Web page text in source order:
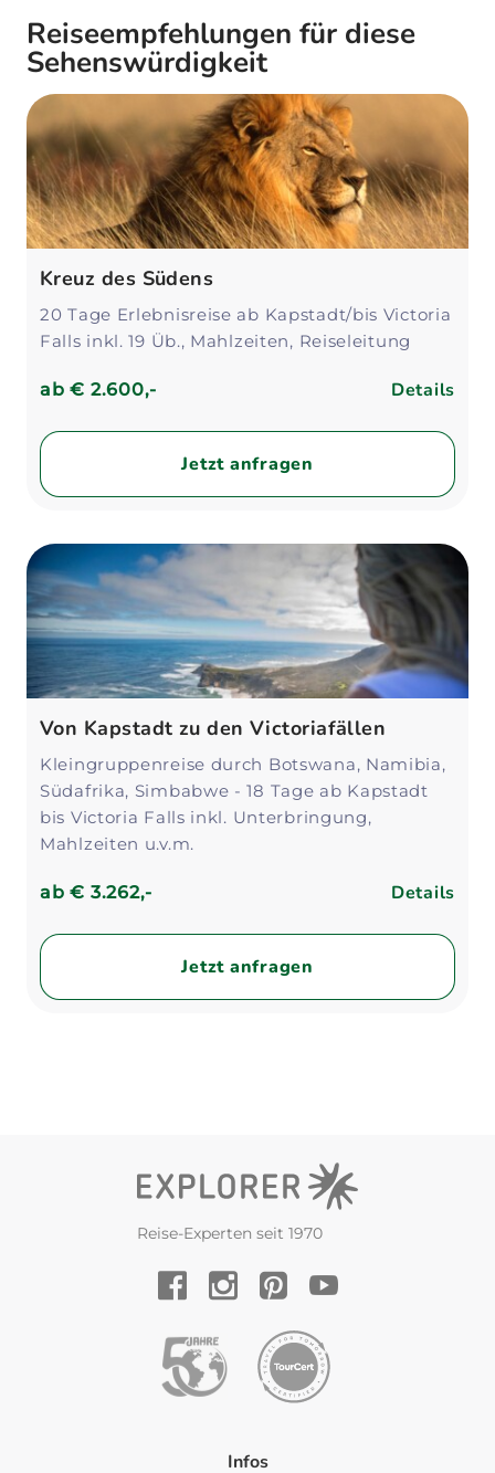
Reiseempfehlungen für diese
Sehenswürdigkeit
Kreuz des Südens
20 Tage Erlebnisreise ab Kapstadt/bis Victoria
Falls inkl. 19 Üb., Mahlzeiten, Reiseleitung
ab€ 2.600,- Details
Jetzt anfragen
Von Kapstadt zu den Victoriafällen
Kleingruppenreise durch Botswana, Namibia,
Südafrika, Simbabwe - 18 Tage ab Kapstadt
bis Victoria Falls inkl. Unterbringung,
Mahlzeiten u.v.m.
ab€ 3.262,- Details
Jetzt anfragen
Reise-Experten seit 1970
Infos